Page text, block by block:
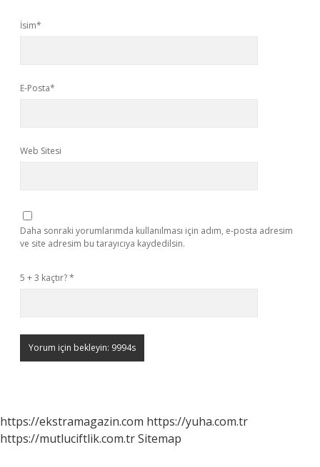
İsim*
E-Posta*
Web Sitesi
Daha sonraki yorumlarımda kullanılması için adım, e-posta adresim
ve site adresim bu tarayıcıya kaydedilsin.
5 + 3 kaçtır?*
https://ekstramagazin.com https://yuha.com.tr
https://mutluciftlik.com.trSitemap